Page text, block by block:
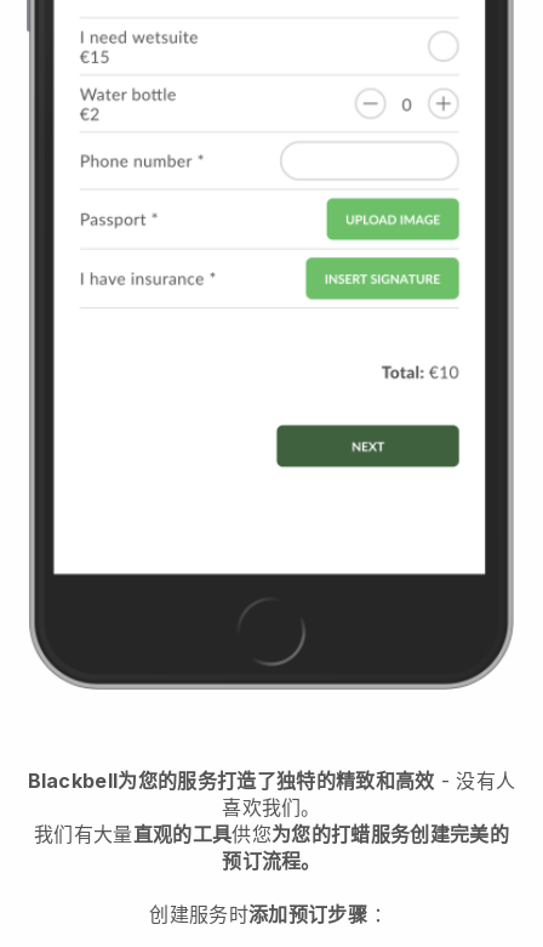
Blackbell为您的服务打造了独特的精致和高效 - 没有人
喜欢我们。
我们有大量直观的工具供您为您的打蜡服务创建完美的
预订流程。
创建服务时添加预订步骤：